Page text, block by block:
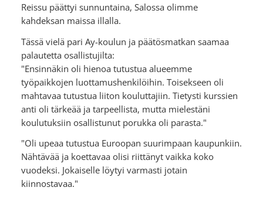
Reissu päättyi sunnuntaina, Salossa olimme
kahdeksan maissa illalla.
Tässä vielä pari Ay-koulun ja päätösmatkan saamaa
palautetta osallistujilta:
"Ensinnäkin oli hienoa tutustua alueemme
työpaikkojen luottamushenkilöihin. Toisekseen oli
mahtavaa tutustua liiton kouluttajiin. Tietysti kurssien
anti oli tärkeää ja tarpeellista, mutta mielestäni
koulutuksiin osallistunut porukka oli parasta."
"Oli upeaa tutustua Euroopan suurimpaan kaupunkiin.
Nähtävää ja koettavaa olisi riittänyt vaikka koko
vuodeksi. Jokaiselle löytyi varmasti jotain
kiinnostavaa."